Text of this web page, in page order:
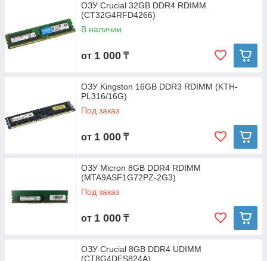
ОЗУ Crucial 32GB DDR4 RDIMM
(CT32G4RFD4266)
В наличии
от 1 000 ₸
ОЗУ Kingston 16GB DDR3 RDIMM (KTH-
PL316/16G)
Под заказ
от 1 000 ₸
ОЗУ Micron 8GB DDR4 RDIMM
(MTA9ASF1G72PZ-2G3)
Под заказ
от 1 000 ₸
ОЗУ Crucial 8GB DDR4 UDIMM
(CT8G4DFS824A)